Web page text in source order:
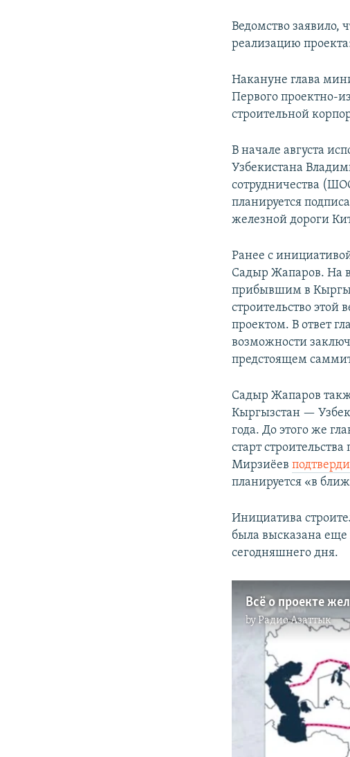
Ведомство заявило,
реализацию
Накануне глава
Первого проектно-
строительной
В начале августа
Узбекистана
сотрудничества
планируется
железной дороги
Ранее с
Садыр Жапаров. На
прибывшим в
строительство
проектом. В ответ
возможности
предстоящем
Садыр Жапаров
Кыргызстан —
года. До этого же
старт
Мирзиёев
планируется «в
Инициатива
была высказана еще
сегодняшнего дня.
byРадио Азаттык